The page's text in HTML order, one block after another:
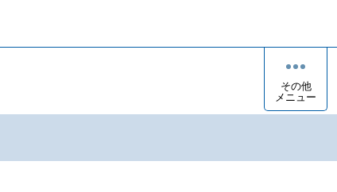
その他
メニュー